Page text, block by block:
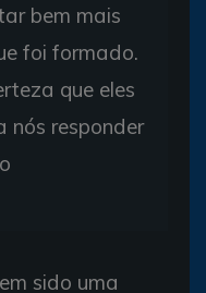
bem mais
foi formado.
que eles
nós responder
sido uma